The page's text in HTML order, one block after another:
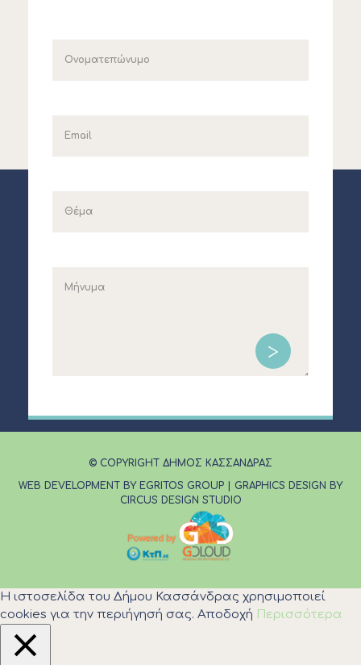
© COPYRIGHT ΔΗΜΟΣ ΚΑΣΣΑΝΔΡΑΣ
WEB DEVELOPMENT BY EGRITOS GROUP
GRAPHICS DESIGN BY
CIRCUS DESIGN STUDIO
Η ιστοσελίδα του Δήμου Κασσάνδρας χρησιμοποιεί
cookies για την περιήγησή σας. Αποδοχή Περισσότερα